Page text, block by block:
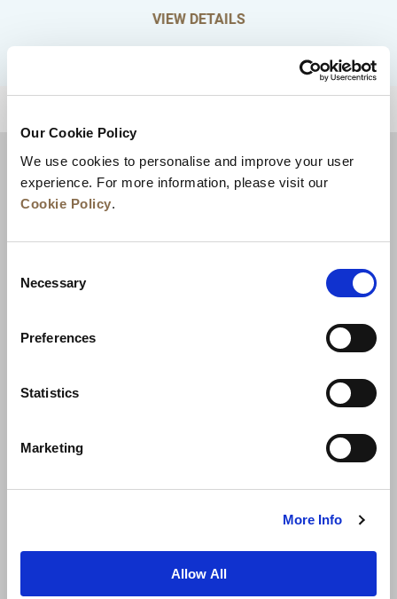
Our Cookie Policy
We use cookies to personalise and improve your user
experience. For more information, please visit our
Cookie Policy.
Selection
Necessary
Preferences
Statistics
Marketing
More Info
Allow All
VIEW DETAILS
شروط الاستخدام